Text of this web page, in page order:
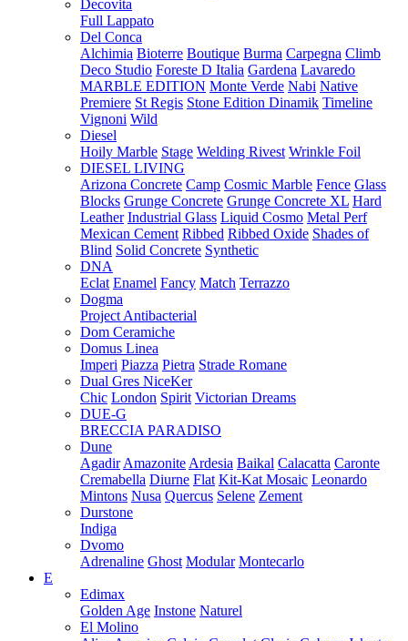
Decovita
Full Lappato
Del Conca
Alchimia Bioterre Boutique Burma Carpegna Climb
Deco Studio Foreste D Italia Gardena Lavaredo
MARBLE EDITION Monte Verde Nabi Native
Premiere St Regis Stone Edition Dinamik Timeline
Vignoni Wild
Diesel
Hoily Marble Stage Welding Rivest Wrinkle Foil
DIESEL LIVING
Arizona Concrete Camp Cosmic Marble Fence Glass
Blocks Grunge Concrete Grunge Concrete XL Hard
Leather Industrial Glass Liquid Cosmo Metal Perf
Mexican Cement Ribbed Ribbed Oxide Shades of
Blind Solid Concrete Synthetic
DNA
Eclat Enamel Fancy Match Terrazzo
Dogma
Project Antibacterial
Dom Ceramiche
Domus Linea
Imperi Piazza Pietra Strade Romane
Dual Gres NiceKer
Chic London Spirit Victorian Dreams
DUE-G
BRECCIA PARADISO
Dune
Agadir Amazonite Ardesia Baikal Calacatta Caronte
Cremabella Diurne Flat Kit-Kat Mosaic Leonardo
Mintons Nusa Quercus Selene Zement
Durstone
Indiga
Dvomo
Adrenaline Ghost Modular Montecarlo
E
Edimax
Golden Age Instone Naturel
El Molino